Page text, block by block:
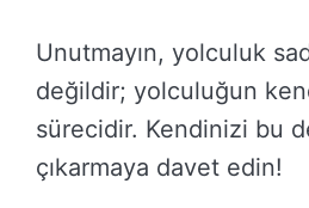
Unutmayın, yolculuk
değildir; yolculuğun
sürecidir. Kendinizi bu
çıkarmaya davet edin!